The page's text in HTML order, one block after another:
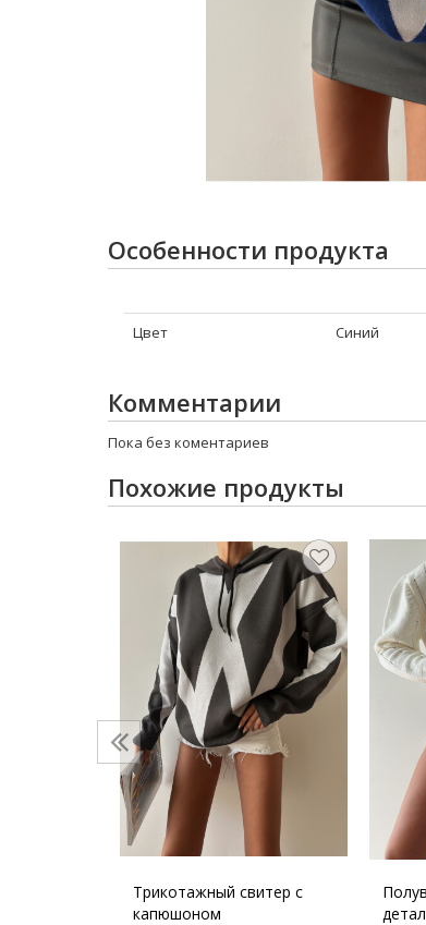
Особенности продукта
Цвет Синий
Комментарии
Пока без коментариев
Похожие продукты
Трикотажный свитер с
капюшоном